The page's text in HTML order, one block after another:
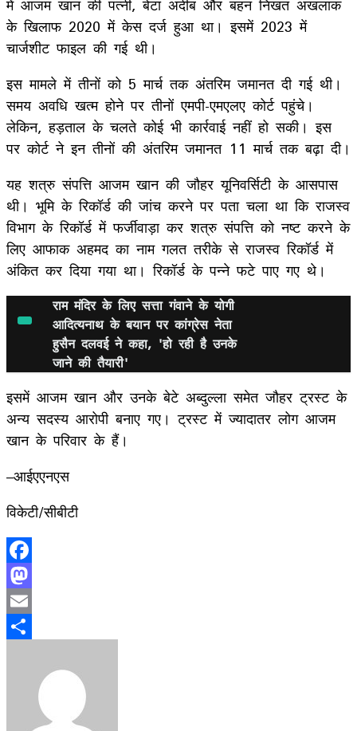
के खिलाफ 2020 में केस दर्ज हुआ था। इसमें 2023 में
चार्जशीट फाइल की गई थी।
इस मामले में तीनों को 5 मार्च तक अंतरिम जमानत दी गई थी।
समय अवधि खत्म होने पर तीनों एमपी-एमएलए कोर्ट पहुंचे।
लेकिन, हड़ताल के चलते कोई भी कार्रवाई नहीं हो सकी। इस
पर कोर्ट ने इन तीनों की अंतरिम जमानत 11 मार्च तक बढ़ा दी।
यह शत्रु संपत्ति आजम खान की जौहर यूनिवर्सिटी के आसपास
थी। भूमि के रिकॉर्ड की जांच करने पर पता चला था कि राजस्व
विभाग के रिकॉर्ड में फर्जीवाड़ा कर शत्रु संपत्ति को नष्‍ट करने के
लिए आफाक अहमद का नाम गलत तरीके से राजस्व रिकॉर्ड में
अंकित कर दिया गया था। रिकॉर्ड के पन्ने फटे पाए गए थे।
राम मंदिर के लिए सत्ता गंवाने के योगी
आदित्यनाथ के बयान पर कांग्रेस नेता
हुसैन दलवई ने कहा, 'हो रही है उनके
जाने की तैयारी'
इसमें आजम खान और उनके बेटे अब्दुल्ला समेत जौहर ट्रस्ट के
अन्य सदस्य आरोपी बनाए गए। ट्रस्ट में ज्यादातर लोग आजम
खान के परिवार के हैं।
–आईएएनएस
विकेटी/सीबीटी
Facebook
Mastodon
Email